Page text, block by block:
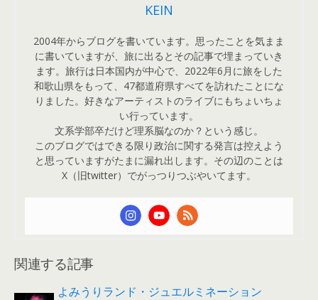
KEIN
2004年からブログを書いています。思ったことを気まま
に書いていますが、旅に出るとその記事で埋まっていき
ます。旅行は日本国内が中心で、2022年6月に旅をした
和歌山県をもって、47都道府県すべてを訪れたことにな
りました。好きなアーティストのライブにもちょいちょ
い行っています。
文系学部卒だけど理系脳なのか？という感じ。
このブログではできる限り政治に関する発言は控えよう
と思っていますがたまに漏れ出します。その辺のことは
X（旧twitter）でがっつりつぶやいてます。
関連する記事
よみうりランド・ジュエルミネーション